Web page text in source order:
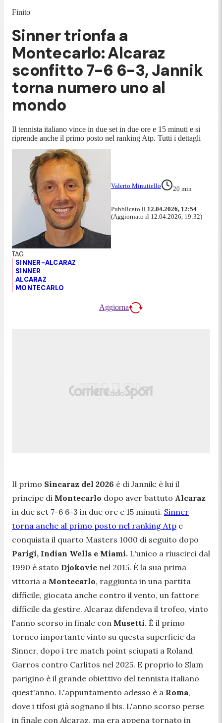
Finito
Sinner trionfa a
Montecarlo: Alcaraz
sconfitto 7-6 6-3, Jannik
torna numero uno al
mondo
Il tennista italiano vince in due set in due ore e 15 minuti e si
riprende anche il primo posto nel ranking Atp. Tutti i dettagli
Valerio Minutiello 20 min
Pubblicato il 12.04.2026, 12:54
(Aggiornato il 12.04.2026, 19:32)
SINNER-ALCARAZ
SINNER
ALCARAZ
MONTECARLO
Aggiorna
Il primo Sincaraz del 2026 è di Jannik: è lui il
principe di Montecarlo dopo aver battuto Alcaraz
in due set 7-6 6-3 in due ore e 15 minuti. Sinner
torna anche al primo posto nel ranking Atp e
conquista il quarto Masters 1000 di seguito dopo
Parigi, Indian Wells e Miami. L'unico a riuscirci dal
1990 è stato Djokovic nel 2015. È la sua prima
vittoria a Montecarlo, raggiunta in una partita
difficile, giocata anche contro il vento, un fattore
difficile da gestire. Alcaraz difendeva il trofeo, vinto
l'anno scorso in finale con Musetti. È il primo
torneo importante vinto su questa superficie da
Sinner, dopo i tre match point sciupati a Roland
Garros contro Carlitos nel 2025. E proprio lo Slam
parigino è il grande obiettivo del tennista italiano
quest'anno. L'appuntamento adesso è a Roma,
dove i tifosi già sognano il bis. L'anno scorso perse
in finale con Alcaraz, ma era appena tornato in